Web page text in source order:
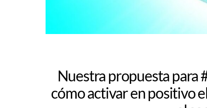
Nuestra propuesta para
cómo activar en positivo